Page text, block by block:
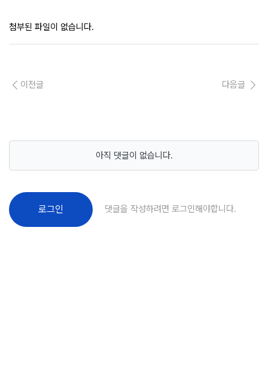
첨부된 파일이 없습니다.
이전글 다음글
아직 댓글이 없습니다.
로그인 댓글을 작성하려면 로그인해야합니다.